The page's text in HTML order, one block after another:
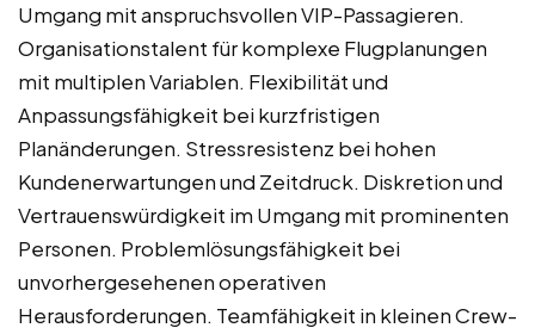
Umgang mit anspruchsvollen VIP-Passagieren.
Organisationstalent für komplexe Flugplanungen
mit multiplen Variablen. Flexibilität und
Anpassungsfähigkeit bei kurzfristigen
Planänderungen. Stressresistenz bei hohen
Kundenerwartungen und Zeitdruck. Diskretion und
Vertrauenswürdigkeit im Umgang mit prominenten
Personen. Problemlösungsfähigkeit bei
unvorhergesehenen operativen
Herausforderungen. Teamfähigkeit in kleinen Crew-